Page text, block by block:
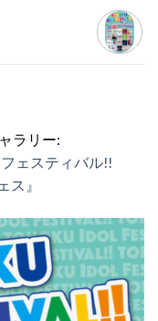
ラリー:
ェスティバル!!
ス』